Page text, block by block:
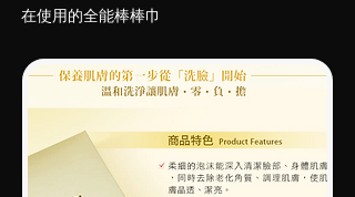
在使用的全能棒棒巾